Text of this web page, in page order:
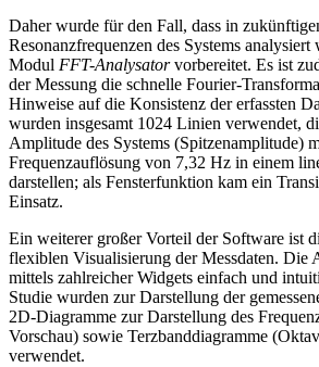
Daher wurde für den Fall, dass in
Resonanzfrequenzen des Systems analysiert
Modul FFT-Analysatorvorbereitet. Es ist
der Messung die schnelle Fourier-
Hinweise auf die Konsistenz der erfassten
wurden insgesamt 1024 Linien verwendet,
Amplitude des Systems (Spitzenamplitude)
Frequenzauflösung von 7,32 Hz in einem
darstellen; als Fensterfunktion kam ein
Einsatz.
Ein weiterer großer Vorteil der Software ist
flexiblen Visualisierung der Messdaten. Die
mittels zahlreicher Widgets einfach und
Studie wurden zur Darstellung der
2D-Diagramme zur Darstellung des
Vorschau) sowie Terzbanddiagramme
verwendet.